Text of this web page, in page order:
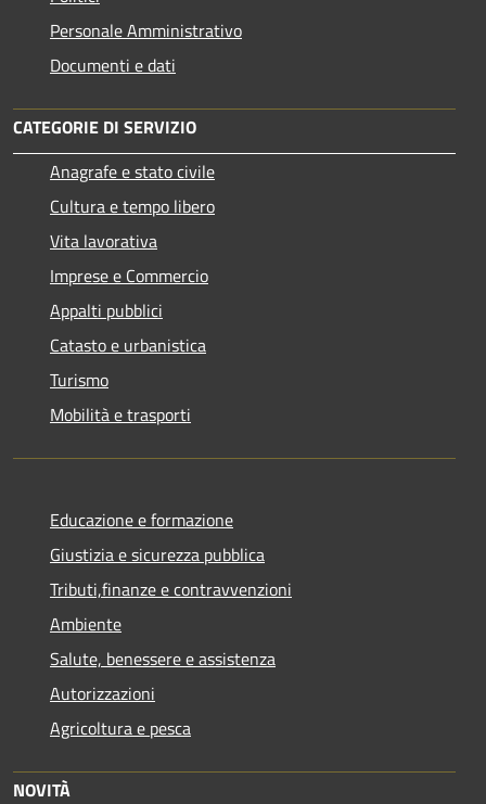
Personale Amministrativo
Documenti e dati
CATEGORIE DI SERVIZIO
Anagrafe e stato civile
Cultura e tempo libero
Vita lavorativa
Imprese e Commercio
Appalti pubblici
Catasto e urbanistica
Turismo
Mobilità e trasporti
Educazione e formazione
Giustizia e sicurezza pubblica
Tributi,finanze e contravvenzioni
Ambiente
Salute, benessere e assistenza
Autorizzazioni
Agricoltura e pesca
NOVITÀ